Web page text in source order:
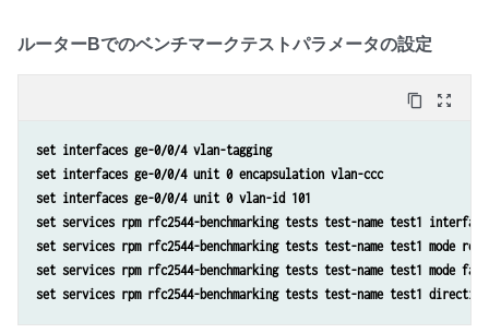
ルーターBでのベンチマークテストパラメータの設定
content_copy zoom_out_map
set interfaces ge-0/0/4 vlan-tagging
set interfaces ge-0/0/4 unit 0 encapsulation vlan-ccc
set interfaces ge-0/0/4 unit 0 vlan-id 101
set services rpm rfc2544-benchmarking tests test-name test1
set services rpm rfc2544-benchmarking tests test-name test1 mode
set services rpm rfc2544-benchmarking tests test-name test1 mode
set services rpm rfc2544-benchmarking tests test-name test1